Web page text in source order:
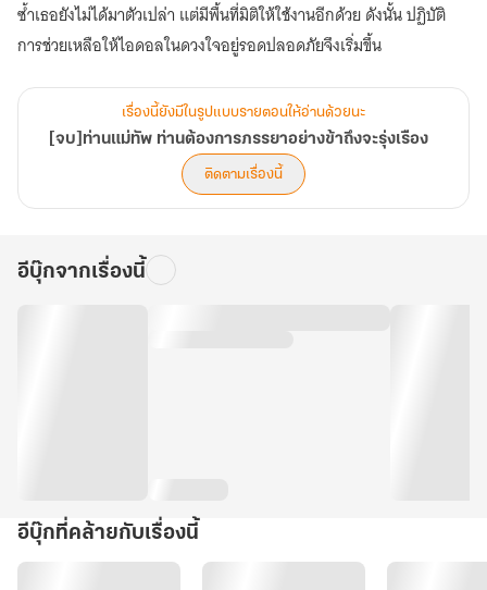
ซ้ำเธอยังไม่ได้มาตัวเปล่า แต่มีพื้นที่มิติให้ใช้งานอีกด้วย ดังนั้น ปฏิบัติ
การช่วยเหลือให้ไอดอลในดวงใจอยู่รอดปลอดภัยจึงเริ่มขึ้น
เรื่องนี้ยังมีในรูปแบบรายตอนให้อ่านด้วยนะ
[จบ]ท่านแม่ทัพ ท่านต้องการภรรยาอย่างข้าถึงจะรุ่งเรือง
ติดตามเรื่องนี้
อีบุ๊กจากเรื่องนี้
อีบุ๊กที่คล้ายกับเรื่องนี้